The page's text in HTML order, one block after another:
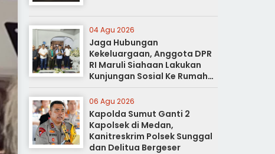
04 Agu 2026
Jaga Hubungan
Kekeluargaan, Anggota DPR
RI Maruli Siahaan Lakukan
Kunjungan Sosial Ke Rumah
Duka
06 Agu 2026
Kapolda Sumut Ganti 2
Kapolsek di Medan,
Kanitreskrim Polsek Sunggal
dan Delitua Bergeser